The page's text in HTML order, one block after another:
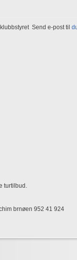
Send e-post til
turtilbud.
brnøen 952 41 924